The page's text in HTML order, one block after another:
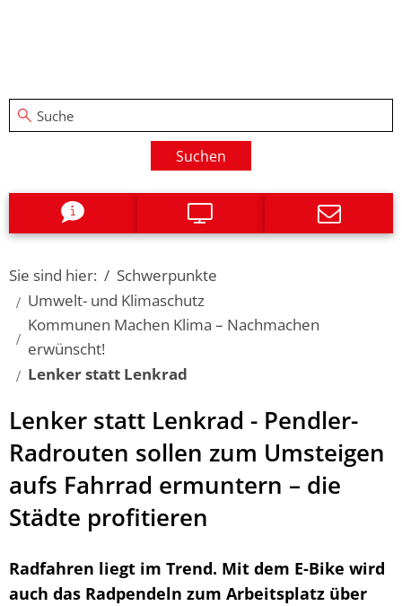
Suchen
Sie sind hier:
Schwerpunkte
Umwelt- und Klimaschutz
Kommunen Machen Klima – Nachmachen
erwünscht!
Lenker statt Lenkrad
Lenker statt Lenkrad - Pendler-
Radrouten sollen zum Umsteigen
aufs Fahrrad ermuntern – die
Städte profitieren
Radfahren liegt im Trend. Mit dem E-Bike wird
auch das Radpendeln zum Arbeitsplatz über